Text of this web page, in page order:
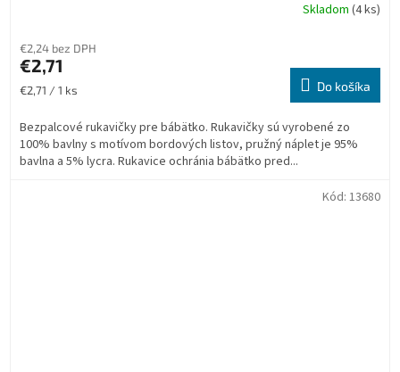
Skladom (4 ks)
€2,24 bez DPH
€2,71
Jednotková
€2,71 / 1 ks Do košíka
Bezpalcové rukavičky pre bábätko. Rukavičky sú vyrobené zo
100% bavlny s motívom bordových listov, pružný náplet je 95%
bavlna a 5% lycra. Rukavice ochránia bábätko pred...
Kód: 13680